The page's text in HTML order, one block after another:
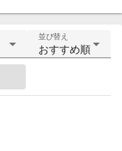
並び替え
おすすめ順